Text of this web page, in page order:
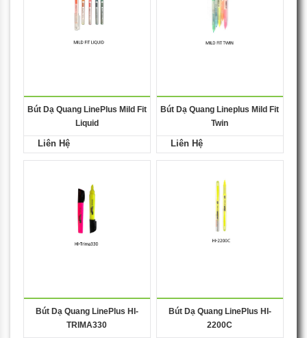
Bút Dạ Quang LinePlus Mild Fit
Liquid
Liên Hệ
Bút Dạ Quang Lineplus Mild Fit
Twin
Liên Hệ
Bút Dạ Quang LinePlus HI-
TRIMA330
Bút Dạ Quang LinePlus HI-
2200C